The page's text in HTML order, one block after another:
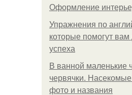
Оформление
Упражнения по
которые помогут вам
успеха
В ванной маленькие
червячки.
фото и названия